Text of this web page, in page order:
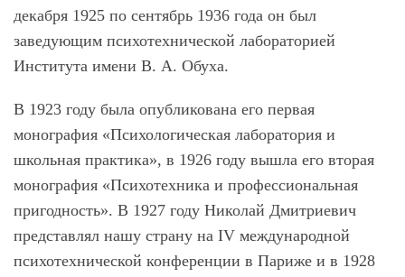
декабря 1925 по сентябрь 1936 года он был
заведующим психотехнической лабораторией
Института имени В. А. Обуха.
В 1923 году была опубликована его первая
монография «Психологическая лаборатория и
школьная практика», в 1926 году вышла его вторая
монография «Психотехника и профессиональная
пригодность». В 1927 году Николай Дмитриевич
представлял нашу страну на IV международной
психотехнической конференции в Париже и в 1928